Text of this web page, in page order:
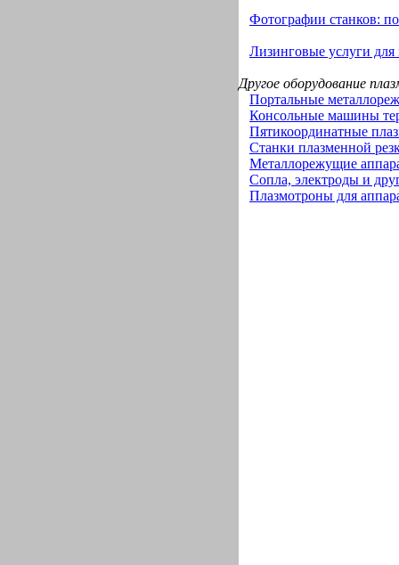
Фотографии станков:
Лизинговые услуги для
Другое оборудование
Портальные
Консольные машины
Пятикоординатные
Станки плазменной
Металлорежущие
Сопла, электроды и
Плазмотроны для